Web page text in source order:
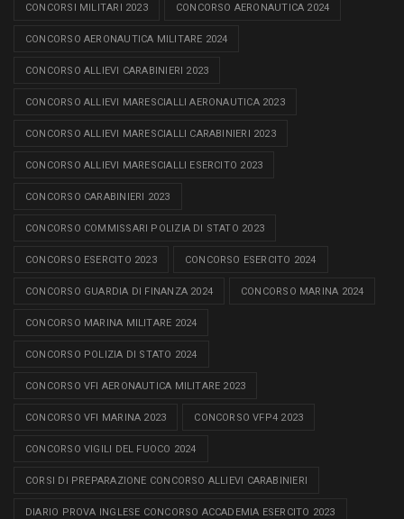
CONCORSI MILITARI 2023 CONCORSO AERONAUTICA 2024
CONCORSO AERONAUTICA MILITARE 2024
CONCORSO ALLIEVI CARABINIERI 2023
CONCORSO ALLIEVI MARESCIALLI AERONAUTICA 2023
CONCORSO ALLIEVI MARESCIALLI CARABINIERI 2023
CONCORSO ALLIEVI MARESCIALLI ESERCITO 2023
CONCORSO CARABINIERI 2023
CONCORSO COMMISSARI POLIZIA DI STATO 2023
CONCORSO ESERCITO 2023 CONCORSO ESERCITO 2024
CONCORSO GUARDIA DI FINANZA 2024 CONCORSO MARINA 2024
CONCORSO MARINA MILITARE 2024
CONCORSO POLIZIA DI STATO 2024
CONCORSO VFI AERONAUTICA MILITARE 2023
CONCORSO VFI MARINA 2023 CONCORSO VFP4 2023
CONCORSO VIGILI DEL FUOCO 2024
CORSI DI PREPARAZIONE CONCORSO ALLIEVI CARABINIERI
DIARIO PROVA INGLESE CONCORSO ACCADEMIA ESERCITO 2023